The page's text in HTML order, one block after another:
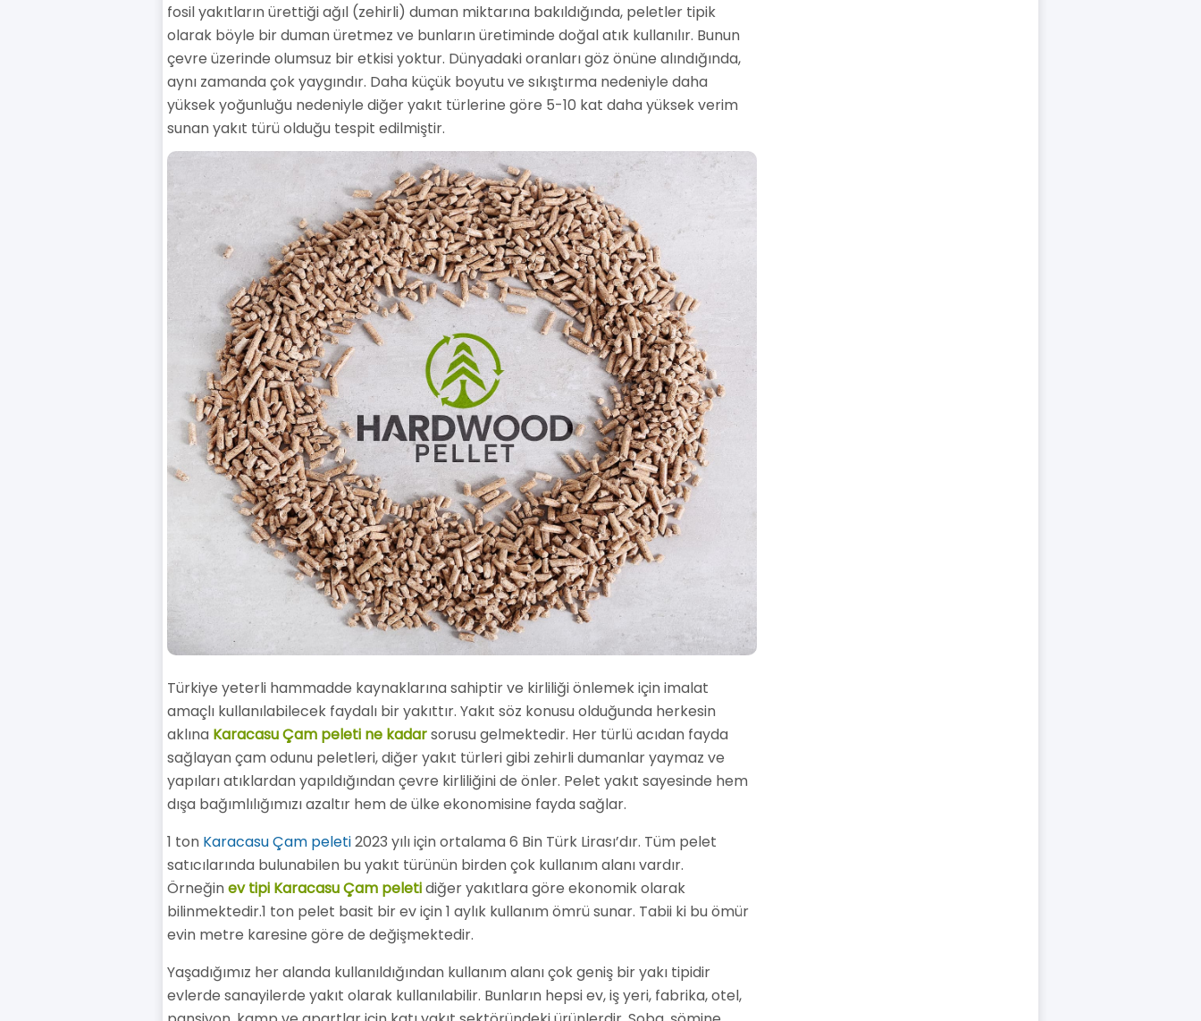
fosil yakıtların ürettiği ağıl (zehirli) duman miktarına bakıldığında, peletler tipik
olarak böyle bir duman üretmez ve bunların üretiminde doğal atık kullanılır. Bunun
çevre üzerinde olumsuz bir etkisi yoktur. Dünyadaki oranları göz önüne alındığında,
aynı zamanda çok yaygındır. Daha küçük boyutu ve sıkıştırma nedeniyle daha
yüksek yoğunluğu nedeniyle diğer yakıt türlerine göre 5-10 kat daha yüksek verim
sunan yakıt türü olduğu tespit edilmiştir.
Türkiye yeterli hammadde kaynaklarına sahiptir ve kirliliği önlemek için imalat
amaçlı kullanılabilecek faydalı bir yakıttır. Yakıt söz konusu olduğunda herkesin
aklına Karacasu Çam peleti ne kadarsorusu gelmektedir. Her türlü acıdan fayda
sağlayan çam odunu peletleri, diğer yakıt türleri gibi zehirli dumanlar yaymaz ve
yapıları atıklardan yapıldığından çevre kirliliğini de önler. Pelet yakıt sayesinde hem
dışa bağımlılığımızı azaltır hem de ülke ekonomisine fayda sağlar.
1 ton Karacasu Çam peleti2023 yılı için ortalama 6 Bin Türk Lirası’dır. Tüm pelet
satıcılarında bulunabilen bu yakıt türünün birden çok kullanım alanı vardır.
Örneğinev tipi Karacasu Çam peletidiğer yakıtlara göre ekonomik olarak
bilinmektedir.1 ton pelet basit bir ev için 1 aylık kullanım ömrü sunar. Tabii ki bu ömür
evin metre karesine göre de değişmektedir.
Yaşadığımız her alanda kullanıldığından kullanım alanı çok geniş bir yakı tipidir
evlerde sanayilerde yakıt olarak kullanılabilir. Bunların hepsi ev, iş yeri, fabrika, otel,